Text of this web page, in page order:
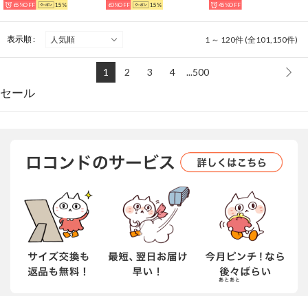
65%OFF 15% 60%OFF 15% 45%OFF
表示順 : 1 ～ 120件 (全101,150件)
1 2 3 4 ...500
セール